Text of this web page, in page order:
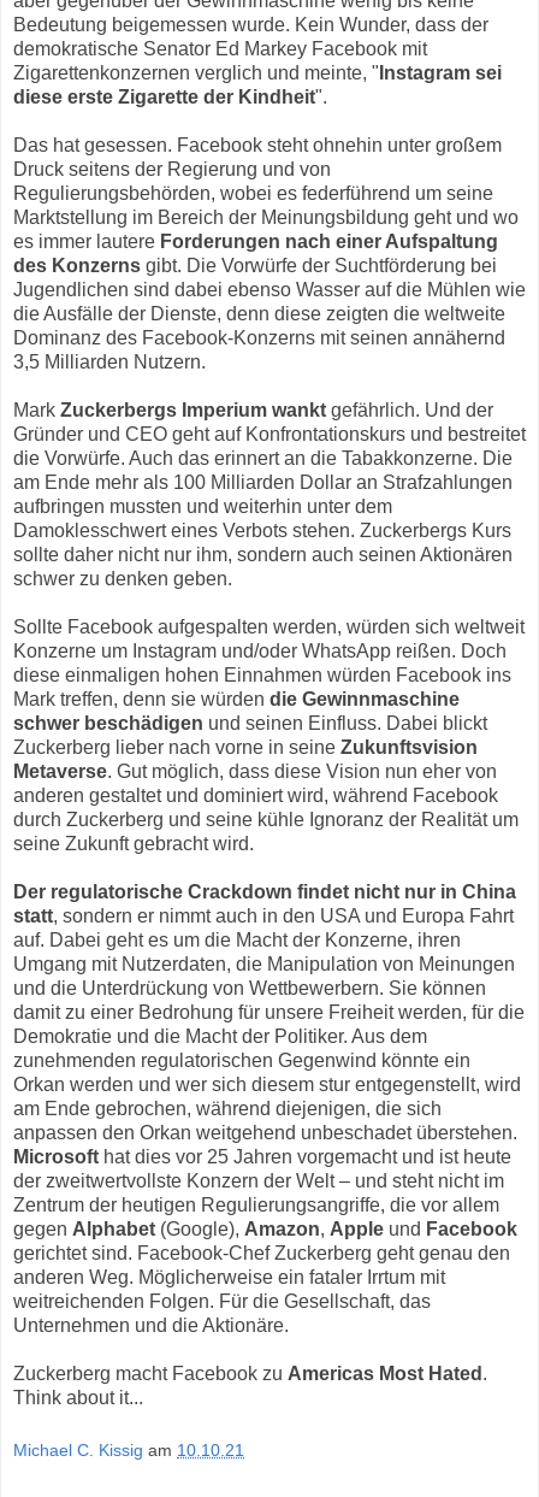
Bedeutung beigemessen wurde. Kein Wunder, dass der
demokratische Senator Ed Markey Facebook mit
Zigarettenkonzernen verglich und meinte, " Instagram sei
diese erste Zigarette der Kindheit".
Das hat gesessen. Facebook steht ohnehin unter großem
Druck seitens der Regierung und von
Regulierungsbehörden, wobei es federführend um seine
Marktstellung im Bereich der Meinungsbildung geht und wo
es immer lautere Forderungen nach einer Aufspaltung
des Konzerns gibt. Die Vorwürfe der Suchtförderung bei
Jugendlichen sind dabei ebenso Wasser auf die Mühlen wie
die Ausfälle der Dienste, denn diese zeigten die weltweite
Dominanz des Facebook-Konzerns mit seinen annähernd
3,5 Milliarden Nutzern.
Mark Zuckerbergs Imperium wankt gefährlich. Und der
Gründer und CEO geht auf Konfrontationskurs und bestreitet
die Vorwürfe. Auch das erinnert an die Tabakkonzerne. Die
am Ende mehr als 100 Milliarden Dollar an Strafzahlungen
aufbringen mussten und weiterhin unter dem
Damoklesschwert eines Verbots stehen. Zuckerbergs Kurs
sollte daher nicht nur ihm, sondern auch seinen Aktionären
schwer zu denken geben.
Sollte Facebook aufgespalten werden, würden sich weltweit
Konzerne um Instagram und/oder WhatsApp reißen. Doch
diese einmaligen hohen Einnahmen würden Facebook ins
Mark treffen, denn sie würden die Gewinnmaschine
schwer beschädigen und seinen Einfluss. Dabei blickt
Zuckerberg lieber nach vorne in seine Zukunftsvision
Metaverse. Gut möglich, dass diese Vision nun eher von
anderen gestaltet und dominiert wird, während Facebook
durch Zuckerberg und seine kühle Ignoranz der Realität um
seine Zukunft gebracht wird.
Der regulatorische Crackdown findet nicht nur in China
statt, sondern er nimmt auch in den USA und Europa Fahrt
auf. Dabei geht es um die Macht der Konzerne, ihren
Umgang mit Nutzerdaten, die Manipulation von Meinungen
und die Unterdrückung von Wettbewerbern. Sie können
damit zu einer Bedrohung für unsere Freiheit werden, für die
Demokratie und die Macht der Politiker. Aus dem
zunehmenden regulatorischen Gegenwind könnte ein
Orkan werden und wer sich diesem stur entgegenstellt, wird
am Ende gebrochen, während diejenigen, die sich
anpassen den Orkan weitgehend unbeschadet überstehen.
Microsoft hat dies vor 25 Jahren vorgemacht und ist heute
der zweitwertvollste Konzern der Welt – und steht nicht im
Zentrum der heutigen Regulierungsangriffe, die vor allem
gegen Alphabet (Google), Amazon, Apple und Facebook
gerichtet sind. Facebook-Chef Zuckerberg geht genau den
anderen Weg. Möglicherweise ein fataler Irrtum mit
weitreichenden Folgen. Für die Gesellschaft, das
Unternehmen und die Aktionäre.
Zuckerberg macht Facebook zu Americas Most Hated .
Think about it...
Michael C. Kissig am 10.10.21